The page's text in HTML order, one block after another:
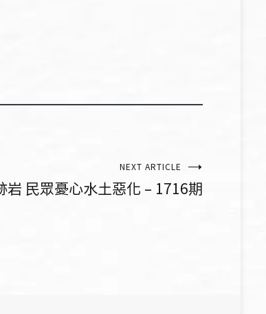
NEXT ARTICLE
岩 民眾憂心水土惡化 – 1716期